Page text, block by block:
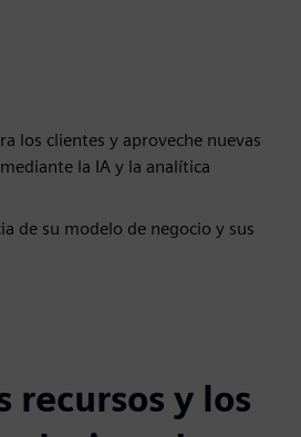
los clientes y aproveche nuevas
la IA y la analítica
de su modelo de negocio y sus
recursos y los